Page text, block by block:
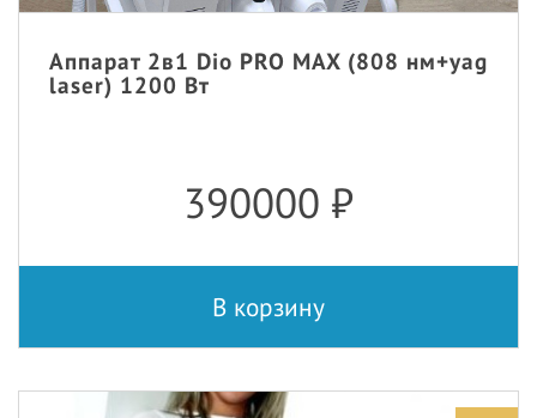
Аппарат 2в1 Dio PRO MAX (808 нм+yag
laser) 1200 Вт
390000 ₽
В корзину